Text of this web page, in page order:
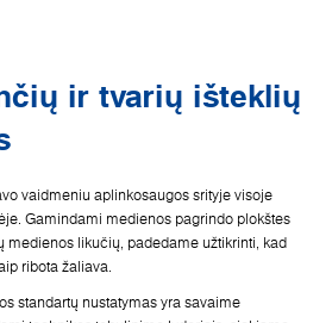
ir tvarių išteklių
vaidmeniu aplinkosaugos srityje visoje
Gamindami medienos pagrindo plokštes
medienos likučių, padedame užtikrinti, kad
ribota žaliava.
standartų nustatymas yra savaime